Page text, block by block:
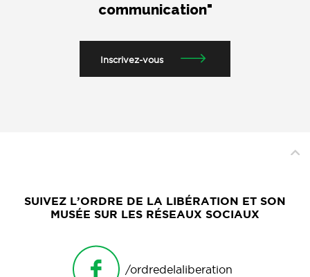
communication"
Inscrivez-vous
SUIVEZ L’ORDRE DE LA LIBÉRATION ET SON
MUSÉE SUR LES RÉSEAUX SOCIAUX
/ordredelaliberation